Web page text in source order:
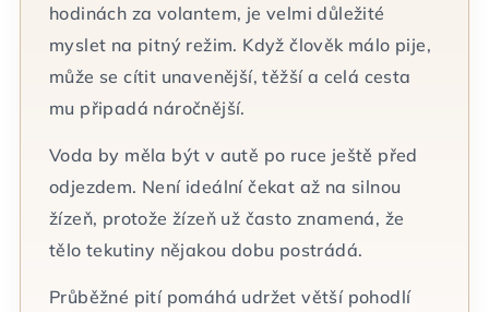
hodinách za volantem, je velmi důležité
myslet na pitný režim. Když člověk málo pije,
může se cítit unavenější, těžší a celá cesta
mu připadá náročnější.
Voda by měla být v autě po ruce ještě před
odjezdem. Není ideální čekat až na silnou
žízeň, protože žízeň už často znamená, že
tělo tekutiny nějakou dobu postrádá.
Průběžné pití pomáhá udržet větší pohodlí